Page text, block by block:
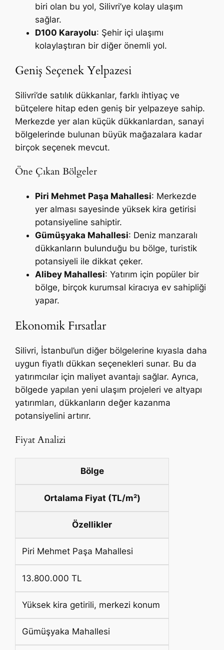
biri olan bu yol, Silivri’ye kolay ulaşım
sağlar.
D100 Karayolu: Şehir içi ulaşımı
kolaylaştıran bir diğer önemli yol.
Geniş Seçenek Yelpazesi
Silivri’de satılık dükkanlar, farklı ihtiyaç ve
bütçelere hitap eden geniş bir yelpazeye sahip.
Merkezde yer alan küçük dükkanlardan, sanayi
bölgelerinde bulunan büyük mağazalara kadar
birçok seçenek mevcut.
Öne Çıkan Bölgeler
Piri Mehmet Paşa Mahallesi: Merkezde
yer alması sayesinde yüksek kira getirisi
potansiyeline sahiptir.
Gümüşyaka Mahallesi: Deniz manzaralı
dükkanların bulunduğu bu bölge, turistik
potansiyeli ile dikkat çeker.
Alibey Mahallesi: Yatırım için popüler bir
bölge, birçok kurumsal kiracıya ev sahipliği
yapar.
Ekonomik Fırsatlar
Silivri, İstanbul’un diğer bölgelerine kıyasla daha
uygun fiyatlı dükkan seçenekleri sunar. Bu da
yatırımcılar için maliyet avantajı sağlar. Ayrıca,
bölgede yapılan yeni ulaşım projeleri ve altyapı
yatırımları, dükkanların değer kazanma
potansiyelini artırır.
Fiyat Analizi
Bölge
Ortalama Fiyat (TL/m²)
Özellikler
Piri Mehmet Paşa Mahallesi
13.800.000 TL
Yüksek kira getirili, merkezi konum
Gümüşyaka Mahallesi